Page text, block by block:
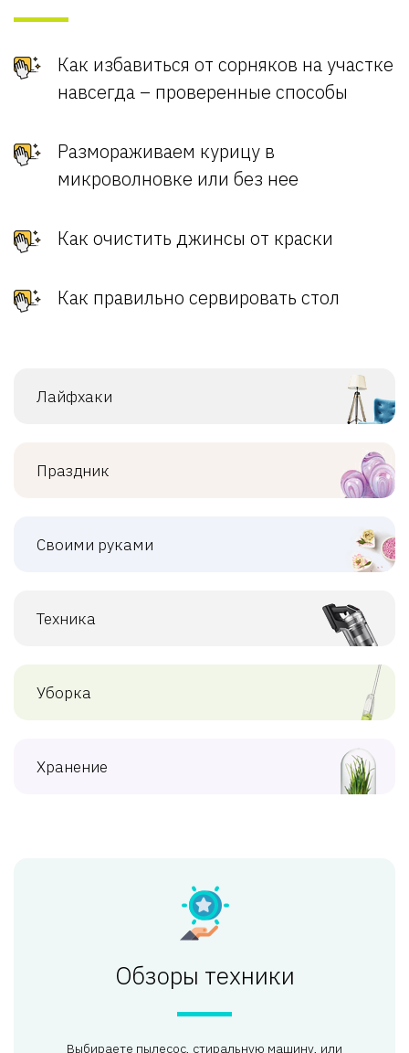
Как избавиться от сорняков на участке
навсегда – проверенные способы
Размораживаем курицу в
микроволновке или без нее
Как очистить джинсы от краски
Как правильно сервировать стол
Лайфхаки
Праздник
Своими руками
Техника
Уборка
Хранение
Обзоры техники
Выбираете пылесос, стиральную машину, или